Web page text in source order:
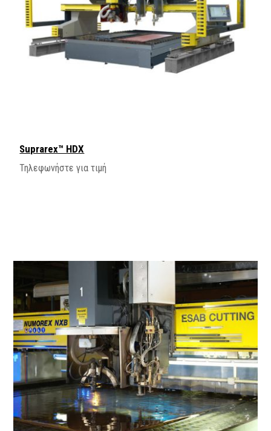
Suprarex™ HDX
Τηλεφωνήστε για τιμή